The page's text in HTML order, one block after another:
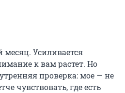
месяц. Усиливается
к вам растет. Но
проверка: мое — не
чувствовать, где есть